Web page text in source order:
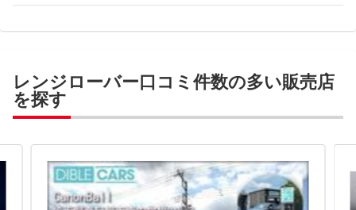
レンジローバー口コミ件数の多い販売店
を探す